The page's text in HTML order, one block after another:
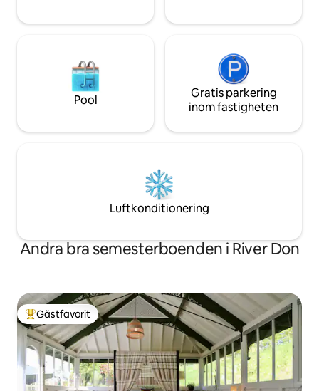
Pool
Gratis parkering
inom fastigheten
Luftkonditionering
Andra bra semesterboenden i River Don
Populär gästfavorit
Gästfavorit